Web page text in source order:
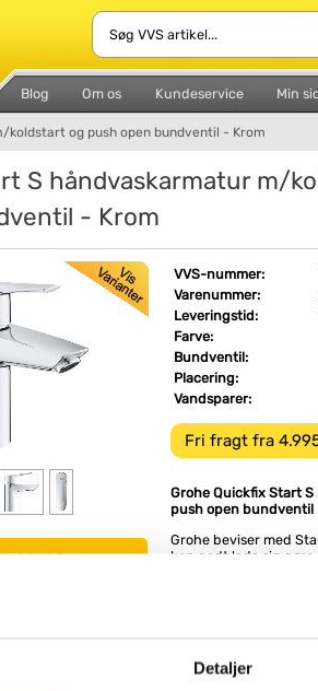
Detaljer
Blog Om os Kundeservice Min
koldstart og push open bundventil - Krom
S håndvaskarmatur m/
- Krom
videoklip
VVS-nummer:
Varenummer:
Leveringstid:
Farve:
Bundventil:
Placering:
Vandsparer:
Fri fragt fra
Grohe Quickfix Start
push open bundventil
Grohe beviser med
kan godt lade sig
når armaturets greb